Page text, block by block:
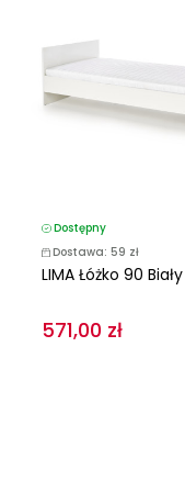
Dostępny
Dostawa: 59 zł
LIMA Łóżko 90 Biały
571,00 zł